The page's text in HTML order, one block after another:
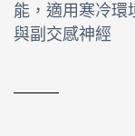
能，適用寒冷環
與副交感神經